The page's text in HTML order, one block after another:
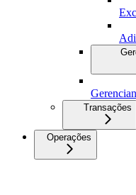
Transações
Operações